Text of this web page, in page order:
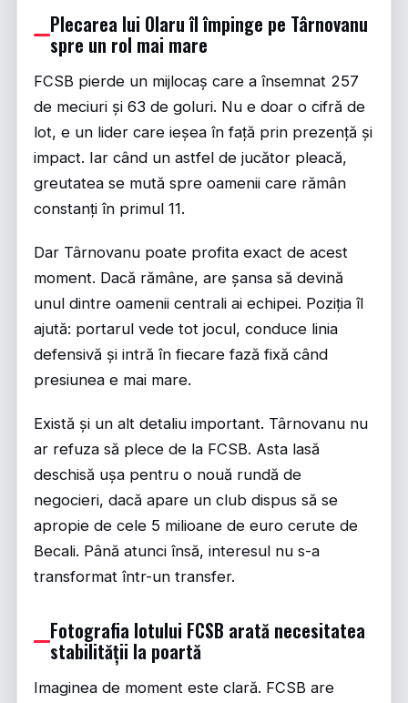
Plecarea lui Olaru îl împinge pe Târnovanu
spre un rol mai mare
FCSB pierde un mijlocaș care a însemnat 257
de meciuri și 63 de goluri. Nu e doar o cifră de
lot, e un lider care ieșea în față prin prezență și
impact. Iar când un astfel de jucător pleacă,
greutatea se mută spre oamenii care rămân
constanți în primul 11.
Dar Târnovanu poate profita exact de acest
moment. Dacă rămâne, are șansa să devină
unul dintre oamenii centrali ai echipei. Poziția îl
ajută: portarul vede tot jocul, conduce linia
defensivă și intră în fiecare fază fixă când
presiunea e mai mare.
Există și un alt detaliu important. Târnovanu nu
ar refuza să plece de la FCSB. Asta lasă
deschisă ușa pentru o nouă rundă de
negocieri, dacă apare un club dispus să se
apropie de cele 5 milioane de euro cerute de
Becali. Până atunci însă, interesul nu s-a
transformat într-un transfer.
Fotografia lotului FCSB arată necesitatea
stabilității la poartă
Imaginea de moment este clară. FCSB are